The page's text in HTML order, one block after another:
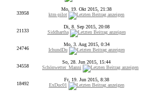
33958
Mo, 19. Okt 2015, 21:38
ktm-pilot
21133
Di, 8. Sep 2015, 20:08
Siddhartha
24746
Mo, 3. Aug 2015, 0:34
IchundDu
34558
So, 28. Jun 2015, 15:44
Schönwetter_Manni
18492
Fr, 19. Jun 2015, 8:38
ExDuc01